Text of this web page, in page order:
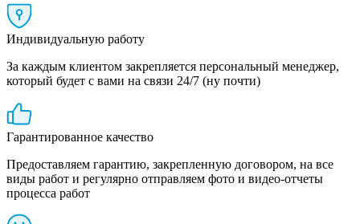
Индивидуальную работу
За каждым клиентом закрепляется персональный менеджер,
который будет с вами на связи 24/7 (ну почти)
Гарантированное качество
Предоставляем гарантию, закрепленную договором, на все
виды работ и регулярно отправляем фото и видео-отчеты
процесса работ